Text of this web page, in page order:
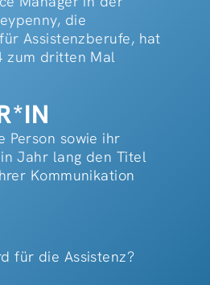
die
Assistenzberufe, hat
zum dritten Mal
Person sowie ihr
Jahr lang den Titel
Kommunikation
für die Assistenz?